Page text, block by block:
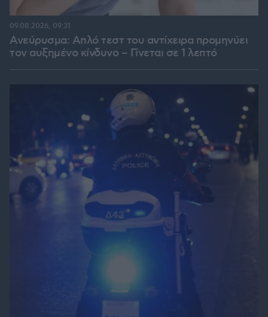
Ανεύρυσμα: Απλό τεστ του αντίχειρα προμηνύει
τον αυξημένο κίνδυνο – Γίνεται σε 1 λεπτό
09.08.2026, 09:31